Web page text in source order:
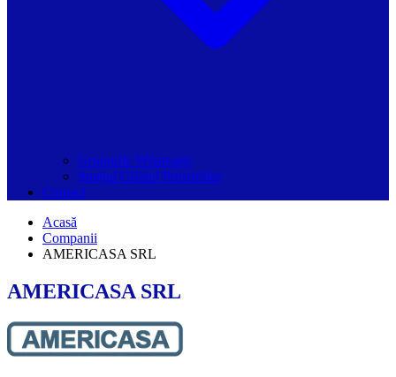
Grupurile Whatsapp
Spațiul Ghidul Primăriilor
Contact
Acasă
Companii
AMERICASA SRL
AMERICASA SRL